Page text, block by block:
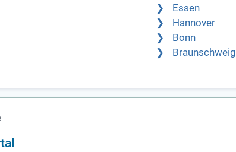
Essen
Hannover
Bonn
Braunschweig